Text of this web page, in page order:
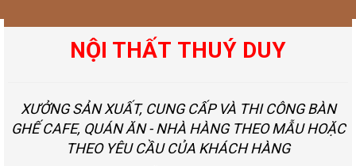
NỘI THẤT THUÝ DUY
XƯỞNG SẢN XUẤT, CUNG CẤP VÀ THI CÔNG BÀN
GHẾ CAFE, QUÁN ĂN - NHÀ HÀNG THEO MẪU HOẶC
THEO YÊU CẦU CỦA KHÁCH HÀNG